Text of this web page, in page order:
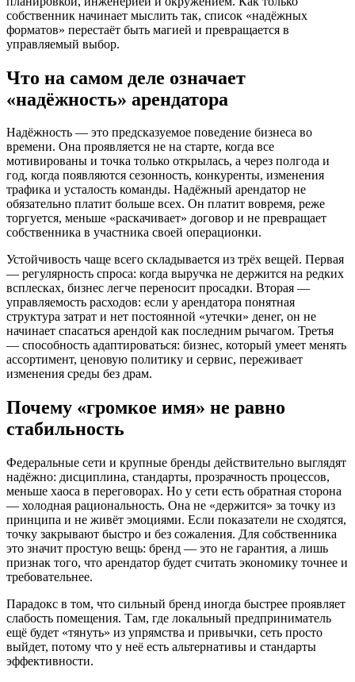
собственник начинает мыслить так, список «надёжных
форматов» перестаёт быть магией и превращается в
управляемый выбор.
Что на самом деле означает
«надёжность» арендатора
Надёжность — это предсказуемое поведение бизнеса во
времени. Она проявляется не на старте, когда все
мотивированы и точка только открылась, а через полгода и
год, когда появляются сезонность, конкуренты, изменения
трафика и усталость команды. Надёжный арендатор не
обязательно платит больше всех. Он платит вовремя, реже
торгуется, меньше «раскачивает» договор и не превращает
собственника в участника своей операционки.
Устойчивость чаще всего складывается из трёх вещей. Первая
— регулярность спроса: когда выручка не держится на редких
всплесках, бизнес легче переносит просадки. Вторая —
управляемость расходов: если у арендатора понятная
структура затрат и нет постоянной «утечки» денег, он не
начинает спасаться арендой как последним рычагом. Третья
— способность адаптироваться: бизнес, который умеет менять
ассортимент, ценовую политику и сервис, переживает
изменения среды без драм.
Почему «громкое имя» не равно
стабильность
Федеральные сети и крупные бренды действительно выглядят
надёжно: дисциплина, стандарты, прозрачность процессов,
меньше хаоса в переговорах. Но у сети есть обратная сторона
— холодная рациональность. Она не «держится» за точку из
принципа и не живёт эмоциями. Если показатели не сходятся,
точку закрывают быстро и без сожаления. Для собственника
это значит простую вещь: бренд — это не гарантия, а лишь
признак того, что арендатор будет считать экономику точнее и
требовательнее.
Парадокс в том, что сильный бренд иногда быстрее проявляет
слабость помещения. Там, где локальный предприниматель
ещё будет «тянуть» из упрямства и привычки, сеть просто
выйдет, потому что у неё есть альтернативы и стандарты
эффективности.